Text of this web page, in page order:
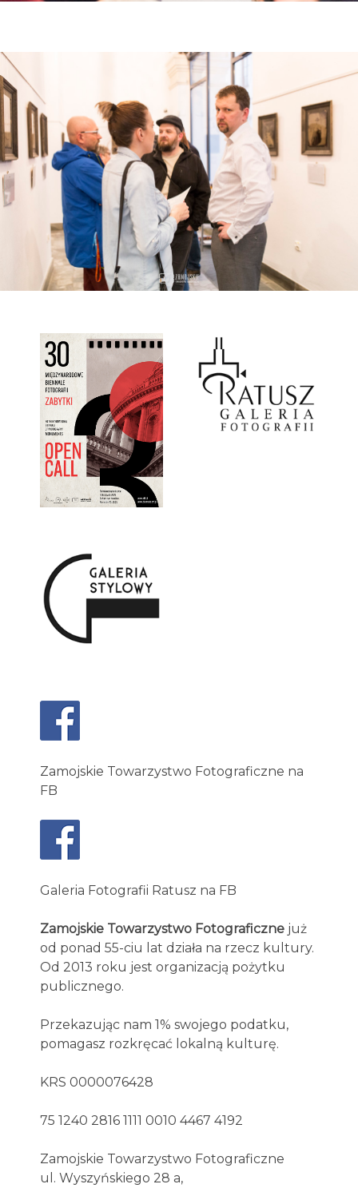
Zamojskie Towarzystwo Fotograficzne na
FB
Galeria Fotografii Ratusz na FB
Zamojskie Towarzystwo Fotograficzne już
od ponad 55-ciu lat działa na rzecz kultury.
Od 2013 roku jest organizacją pożytku
publicznego.
Przekazując nam 1% swojego podatku,
pomagasz rozkręcać lokalną kulturę.
KRS 0000076428
75 1240 2816 1111 0010 4467 4192
Zamojskie Towarzystwo Fotograficzne
ul. Wyszyńskiego 28 a,